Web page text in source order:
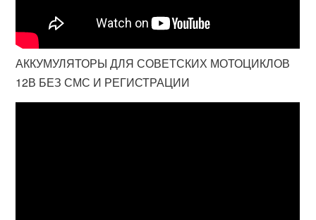
АККУМУЛЯТОРЫ ДЛЯ СОВЕТСКИХ МОТОЦИКЛОВ
12В БЕЗ СМС И РЕГИСТРАЦИИ